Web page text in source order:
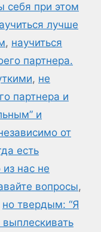
себя при этом
лучше
, научиться
партнера.
, не
партнера и
и
от
есть
нас не
вопросы,
но твердым: “Я